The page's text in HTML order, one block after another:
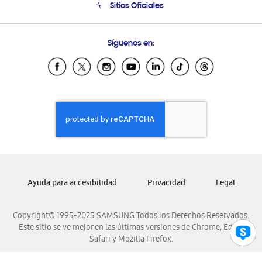
Soporte vía eMail
Sitios Oficiales
Samsung Ecuador
Samsung El Salvador
Samsung Honduras
Samsung Nicaragua
Samsung Panamá
Samsung Venezuela
Síguenos en:
Copyright© 1995-2025 SAMSUNG Todos los Derechos Reservados.
Este sitio se ve mejor en las últimas versiones de Chrome, Edge,
Safari y Mozilla Firefox.
Ayuda para accesibilidad Privacidad Legal